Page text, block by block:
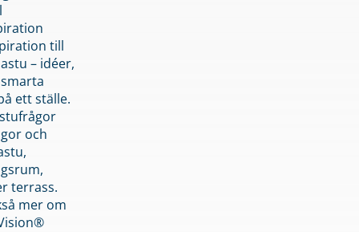
till
– idéer,
ett ställe.
och
terrass.
mer om